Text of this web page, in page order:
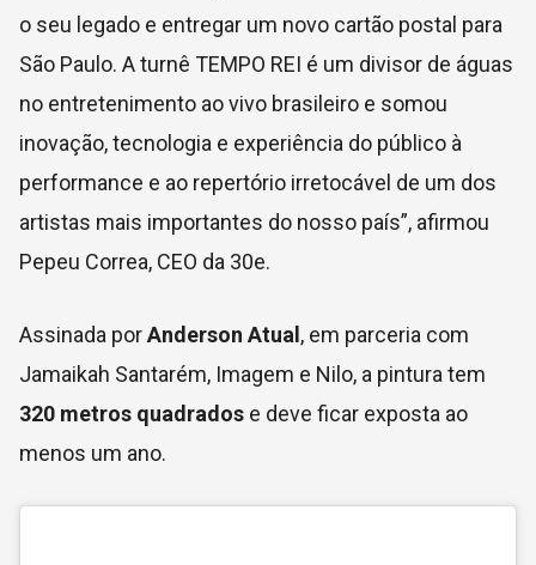
o seu legado e entregar um novo cartão postal para
São Paulo. A turnê TEMPO REI é um divisor de águas
no entretenimento ao vivo brasileiro e somou
inovação, tecnologia e experiência do público à
performance e ao repertório irretocável de um dos
artistas mais importantes do nosso país”, afirmou
Pepeu Correa, CEO da 30e.
Assinada porAnderson Atual , em parceria com
Jamaikah Santarém, Imagem e Nilo, a pintura tem
320 metros quadrados e deve ficar exposta ao
menos um ano.